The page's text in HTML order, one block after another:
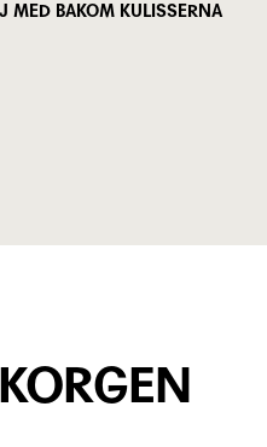
MED BAKOM KULISSERNA